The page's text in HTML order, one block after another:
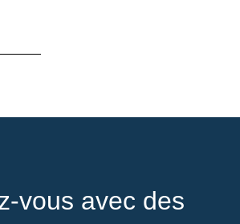
vous avec des